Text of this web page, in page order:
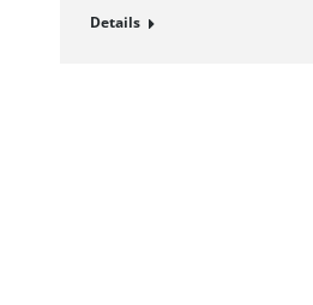
Details